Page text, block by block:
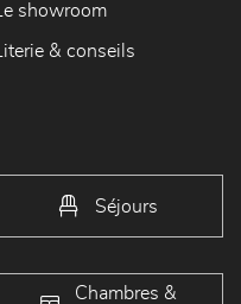
Le showroom
Literie & conseils
Séjours
Chambres &